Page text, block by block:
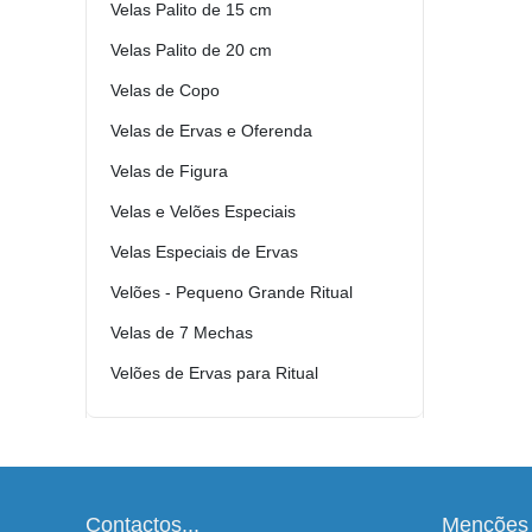
Velas Palito de 15 cm
Velas Palito de 20 cm
Velas de Copo
Velas de Ervas e Oferenda
Velas de Figura
Velas e Velões Especiais
Velas Especiais de Ervas
Velões - Pequeno Grande Ritual
Velas de 7 Mechas
Velões de Ervas para Ritual
Contactos...